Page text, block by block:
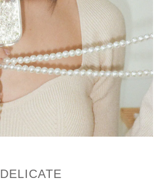
DELICATE